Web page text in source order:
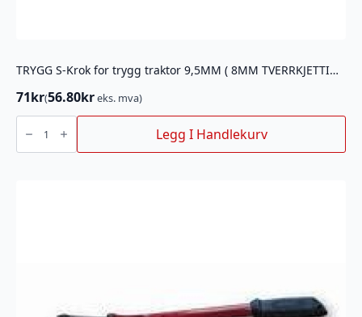
TRYGG S-Krok for trygg traktor 9,5MM ( 8MM TVERRKJETTING)
71kr(56.80kreks. mva)
TRYGG
Krok
for
Legg I Handlekurv